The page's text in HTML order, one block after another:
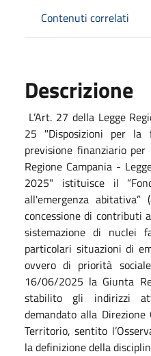
Contenuti correlati
Descrizione
L’Art. 27 della Legge
25 "Disposizioni per la
previsione finanziario
Regione Campania -
2025" istituisce il
all'emergenza abitativa”
concessione di contributi
sistemazione di nuclei
particolari situazioni di
ovvero di priorità
16/06/2025 la Giunta
stabilito gli indirizzi
demandato alla
Territorio, sentito
la definizione della